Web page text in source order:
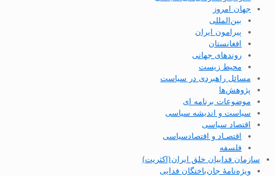
جهان امروز
بین‌المللی
پیرامون ایران
افغانستان
روندهای جهانی
محیط زیست
مسائل راهبردی در سیاست
پژوهش‌ها
موضوعات برنامه ای
سیاست و اندیشه سیاسی
اقتصاد سیاسی
اقتصـاد و اقتصاد‌سیاسی
فلسفه
سازمان فداییان خلق ایران(اکثریت)
ویژه‌نامهٔ جان‌باختگان فدایی